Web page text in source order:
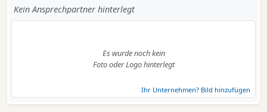
Kein Ansprechpartner hinterlegt
Es wurde noch kein
Foto oder Logo hinterlegt
Ihr Unternehmen? Bild hinzufügen